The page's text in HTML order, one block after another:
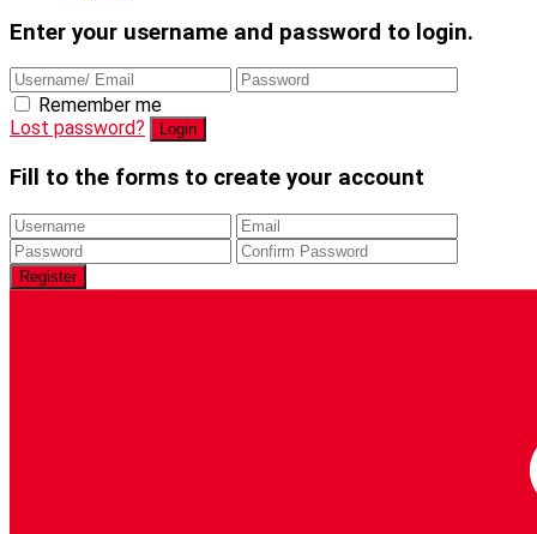
Enter your username and password to login.
Remember me
Lost password?
Fill to the forms to create your account